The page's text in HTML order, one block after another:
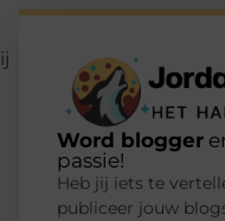
Word blogger
passie!
Heb jij iets te
publiceer jouw